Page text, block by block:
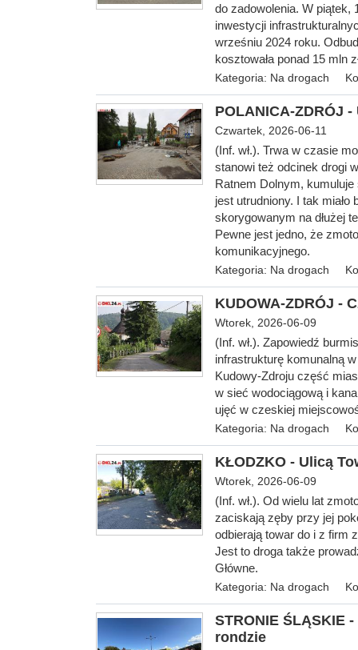
do zadowolenia. W piątek,
inwestycji
wrześniu 2024 roku.
kosztowała ponad 15 mln
Kategoria: Na drogach
POLANICA-ZDRÓJ
Czwartek, 2026-06-11
(Inf. wł.). Trwa w czasie
stanowi też odcinek drogi
Ratnem Dolnym,
jest utrudniony. I tak
skorygowanym na dłużej
Pewne jest jedno, że
komunikacyjnego.
Kategoria: Na drogach
KUDOWA-ZDRÓJ -
Wtorek, 2026-06-09
(Inf. wł.). Zapowiedź
infrastrukturę komunalną
Kudowy-Zdroju część
w sieć wodociągową i
ujęć w czeskiej
Kategoria: Na drogach
KŁODZKO - Ulicą
Wtorek, 2026-06-09
(Inf. wł.). Od wielu lat
zaciskają zęby przy jej
odbierają towar do i z firm
Jest to droga także
Główne.
Kategoria: Na drogach
STRONIE ŚLĄSKIE
rondzie